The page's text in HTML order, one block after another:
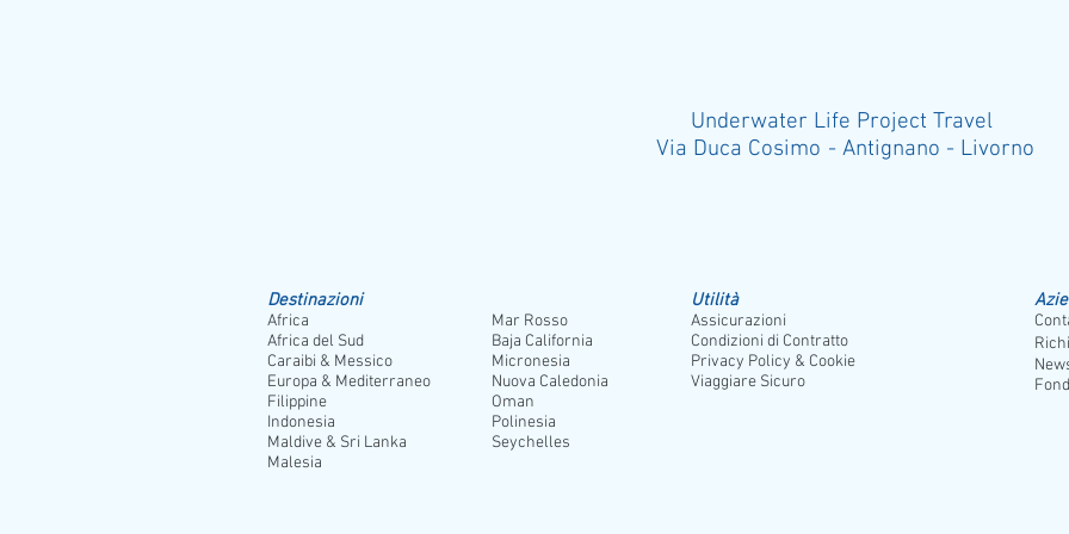
Underwater Life Project Travel
Via Duca Cosimo - Antignano -
Destinazioni
Africa
Africa del Sud
Caraibi & Messico
Europa & Mediterraneo
Filippine
Indonesia
Maldive & Sri Lanka
Malesia
Mar Rosso
Baja California
Micronesia
Nuova Caledonia
Oman
Polinesia
Seychelles
Utilità
Assicurazioni
Condizioni di Contratto
Privacy Policy & Cookie
Viaggiare Sicuro